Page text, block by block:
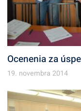
Ocenenia za
19. novembra 2014